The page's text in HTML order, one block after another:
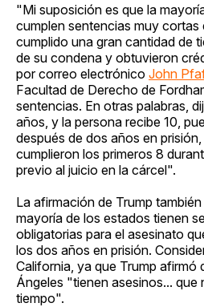
"Mi suposición es que la
cumplen sentencias muy cortas
cumplido una gran cantidad de
de su condena y obtuvieron
por correo electrónico John
Facultad de Derecho de
sentencias. En otras palabras,
años, y la persona recibe 10,
después de dos años en
cumplieron los primeros 8
previo al juicio en la cárcel".
La afirmación de Trump
mayoría de los estados tienen
obligatorias para el asesinato
los dos años en prisión.
California, ya que Trump afirmó
Ángeles "tienen asesinos... que
tiempo".